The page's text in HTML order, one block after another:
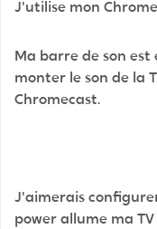
J'utilise mon
Ma barre de son
monter le son de la
Chromecast.
J'aimerais
power allume ma